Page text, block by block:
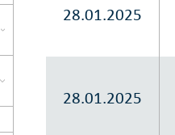
28.01.2025
28.01.2025